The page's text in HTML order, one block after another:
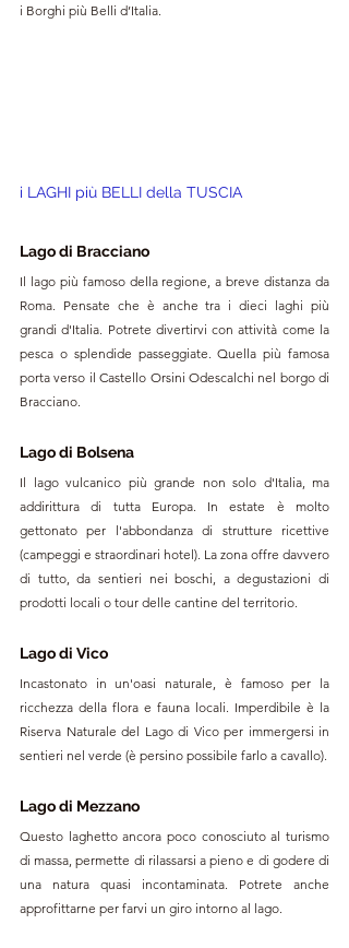
i Borghi più Belli d’Italia.
i LAGHI più BELLI della TUSCIA
Lago di Bracciano
Il lago più famoso della regione, a breve distanza da
Roma. Pensate che è anche tra i dieci laghi più
grandi d'Italia. Potrete divertirvi con attività come la
pesca o splendide passeggiate. Quella più famosa
porta verso il Castello Orsini Odescalchi nel borgo di
Bracciano.
Lago di Bolsena
Il lago vulcanico più grande non solo d'Italia, ma
addirittura di tutta Europa. In estate è molto
gettonato per l'abbondanza di strutture ricettive
(campeggi e straordinari hotel). La zona offre davvero
di tutto, da sentieri nei boschi, a degustazioni di
prodotti locali o tour delle cantine del territorio.
Lago di Vico
Incastonato in un'oasi naturale, è famoso per la
ricchezza della flora e fauna locali. Imperdibile è la
Riserva Naturale del Lago di Vico per immergersi in
sentieri nel verde (è persino possibile farlo a cavallo).
Lago di Mezzano
Questo laghetto ancora poco conosciuto al turismo
di massa, permette di rilassarsi a pieno e di godere di
una natura quasi incontaminata. Potrete anche
approfittarne per farvi un giro intorno al lago.